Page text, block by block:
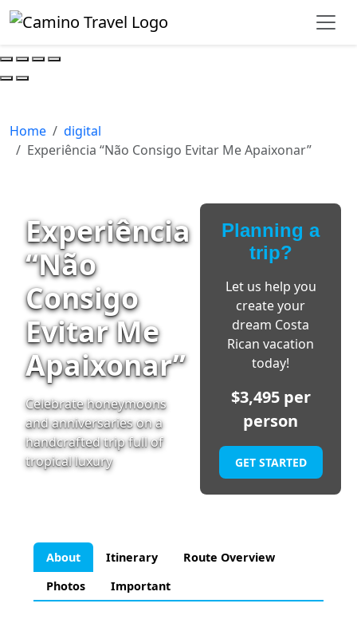
Home
digital
Experiência “Não Consigo Evitar Me Apaixonar”
Experiência
“Não
Consigo
Evitar Me
Apaixonar”
Celebrate honeymoons
and anniversaries on a
handcrafted trip full of
tropical luxury
Planning a
trip?
Let us help you
create your
dream Costa
Rican vacation
today!
$3,495per
person
GET STARTED
About Itinerary
Route Overview
Photos
Important